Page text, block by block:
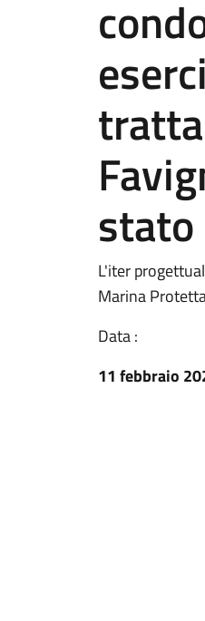
L'iter
Marina
Data :
11 febbraio